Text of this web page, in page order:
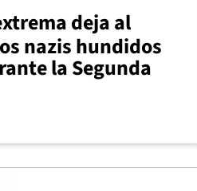
deja al
nazis hundidos
la Segunda